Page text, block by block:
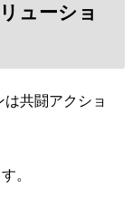
ューショ
共闘アクショ
。